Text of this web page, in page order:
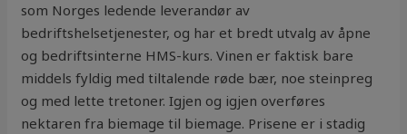
som Norges ledende leverandør av
bedriftshelsetjenester, og har et bredt utvalg av åpne
og bedriftsinterne HMS-kurs. Vinen er faktisk bare
middels fyldig med tiltalende røde bær, noe steinpreg
og med lette tretoner. Igjen og igjen overføres
nektaren fra biemage til biemage. Prisene er i stadig